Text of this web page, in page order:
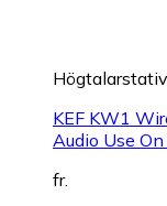
KEF KW1
Audio Use
fr.